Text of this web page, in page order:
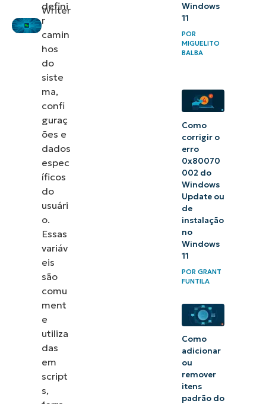
Writer
Windows de
defini
r
camin
hos
do
siste
ma,
confi
guraç
ões e
dados
espec
íficos
do
usuári
o.
Essas
variáv
eis
são
comu
ment
e
utiliza
das
em
script
s,
Windows
11
POR
MIGUELITO
BALBA
Como
corrigir o
erro
0x80070
002 do
Windows
Update ou
de
instalação
no
Windows
11
POR GRANT
FUNTILA
Como
adicionar
ou
remover
itens
padrão do